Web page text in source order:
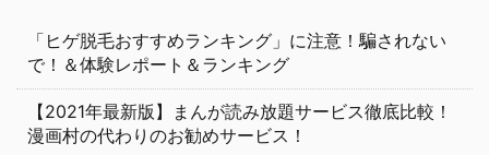
「ヒゲ脱毛おすすめランキング」に注意！騙されない
で！＆体験レポート＆ランキング
【2021年最新版】まんが読み放題サービス徹底比較！
漫画村の代わりのお勧めサービス！